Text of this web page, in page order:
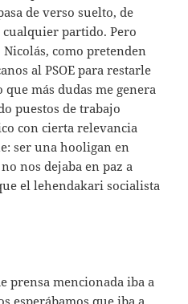
de verso suelto, de
partido. Pero
como pretenden
al PSOE para restarle
más dudas me genera
puestos de trabajo
con cierta relevancia
ser una hooligan en
nos dejaba en paz a
el lehendakari socialista
prensa mencionada iba a
esperábamos que iba a